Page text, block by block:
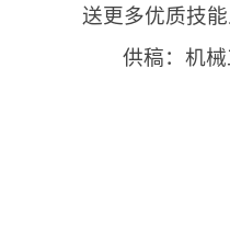
送更多优质技能
供稿：机